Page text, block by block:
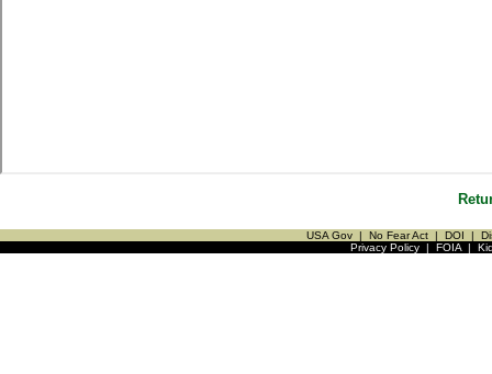
USA Gov | No Fear Act | DOI |
Privacy Policy| FOIA|